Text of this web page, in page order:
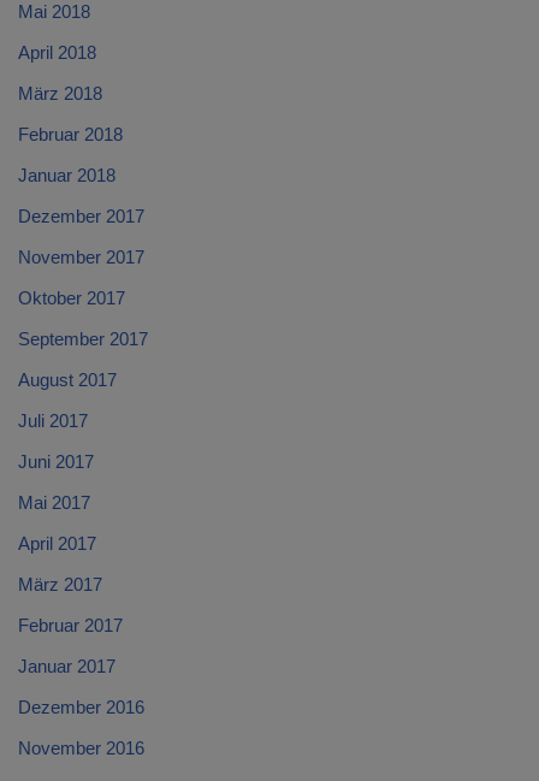
Mai 2018
April 2018
März 2018
Februar 2018
Januar 2018
Dezember 2017
November 2017
Oktober 2017
September 2017
August 2017
Juli 2017
Juni 2017
Mai 2017
April 2017
März 2017
Februar 2017
Januar 2017
Dezember 2016
November 2016